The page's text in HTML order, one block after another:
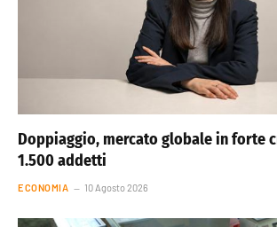
Doppiaggio, mercato globale in forte
1.500 addetti
ECONOMIA 10 Agosto 2026